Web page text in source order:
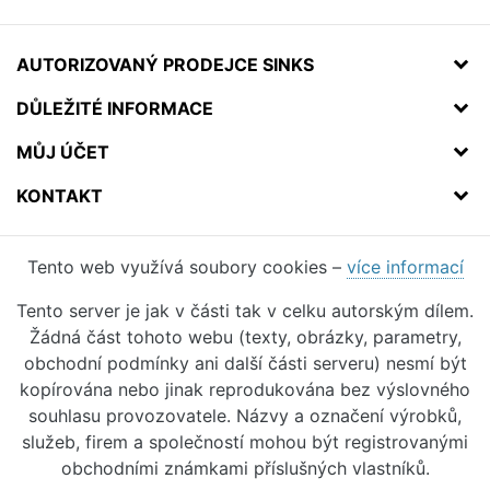
AUTORIZOVANÝ PRODEJCE SINKS
DŮLEŽITÉ INFORMACE
MŮJ ÚČET
KONTAKT
Tento web využívá soubory cookies – více informací
Tento server je jak v části tak v celku autorským dílem.
Žádná část tohoto webu (texty, obrázky, parametry,
obchodní podmínky ani další části serveru) nesmí být
kopírována nebo jinak reprodukována bez výslovného
souhlasu provozovatele. Názvy a označení výrobků,
služeb, firem a společností mohou být registrovanými
obchodními známkami příslušných vlastníků.